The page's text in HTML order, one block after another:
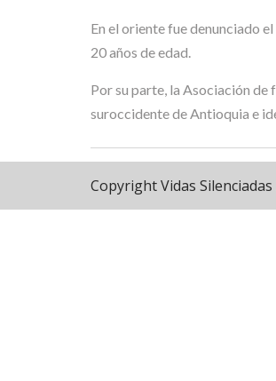
En el oriente fue denunciado
20 años de edad.
Por su parte, la Asociación
suroccidente de Antioquia e
Copyright Vidas Silenciadas